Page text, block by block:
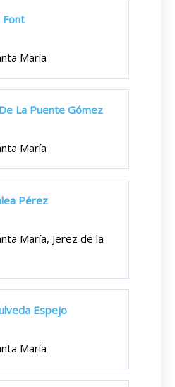
Font
María
La Puente Gómez
María
Pérez
María, Jerez de la
Espejo
María